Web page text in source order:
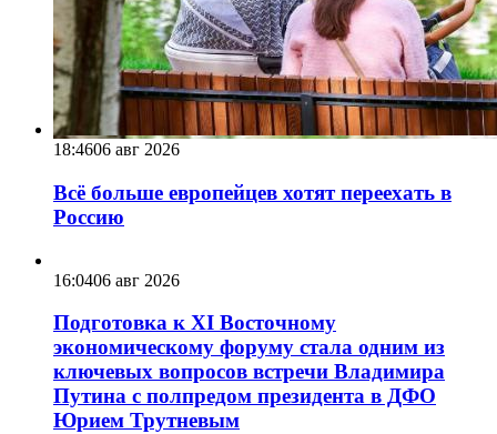
18:4606 авг 2026
Всё больше европейцев хотят переехать в
Россию
16:0406 авг 2026
Подготовка к XI Восточному
экономическому форуму стала одним из
ключевых вопросов встречи Владимира
Путина с полпредом президента в ДФО
Юрием Трутневым